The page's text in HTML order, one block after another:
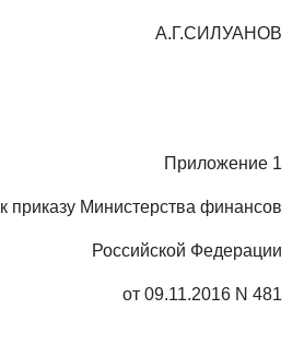
А.Г.СИЛУАНОВ
Приложение 1
к приказу Министерства финансов
Российской Федерации
от 09.11.2016 N 481